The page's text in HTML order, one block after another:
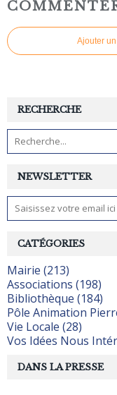
Ajouter
NEWSLETTER
RECHERCHE
CATÉGORIES
Mairie (213)
Associations (198)
Bibliothèque (184)
Pôle Animation
Vie Locale (28)
Vos Idées Nous
DANS LA PRESSE